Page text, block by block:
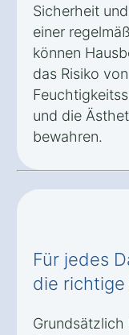
Sicherheit
einer
können
das Risiko von
und die
bewahren.
Für jedes
die richtige
Grundsätzlich